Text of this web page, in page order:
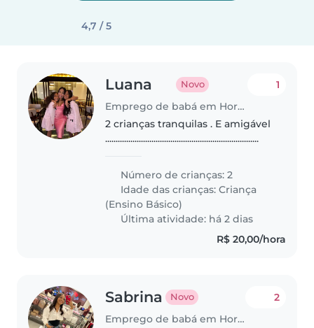
4,7 / 5
Luana Novo
Emprego de babá em Hortolândia
1
2 crianças tranquilas . E amigável
.........................................................................
Número de crianças: 2
Idade das crianças:Criança
(Ensino Básico)
Última atividade: há 2 dias
R$ 20,00/hora
Sabrina Novo
Emprego de babá em Hortolândia
2